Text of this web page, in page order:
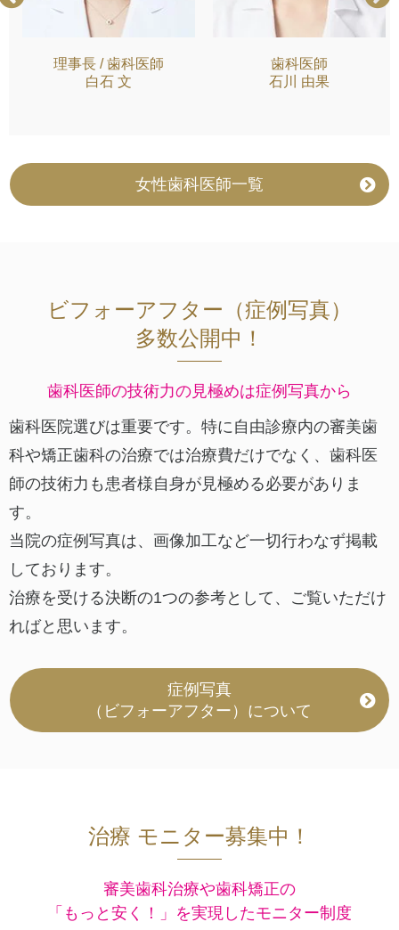
理事長 / 歯科医師
白石 文
歯科医師
石川 由果
女性歯科医師一覧
ビフォーアフター（症例写真）
多数公開中！
歯科医師の技術力の見極めは症例写真から
歯科医院選びは重要です。 特に自由診療内の審美歯
科や矯正歯科の治療では治療費だけでなく、 歯科医
師の技術力も患者様自身が見極める必要がありま
す。
当院の症例写真は、画像加工など一切行わなず掲載
しております。
治療を受ける決断の1つの参考として、ご覧いただけ
ればと思います。
症例写真
（ビフォーアフター）について
治療 モニター募集中！
審美歯科治療や歯科矯正の
「もっと安く！」を実現したモニター制度